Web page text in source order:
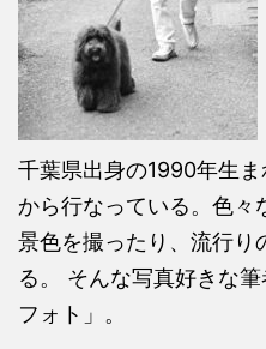
千葉県出身の1990年生
から行なっている。色々
景色を撮ったり、流行り
る。 そんな写真好きな
フォト」。